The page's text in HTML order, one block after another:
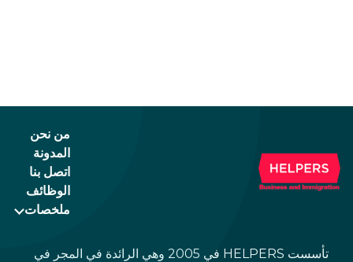
the newer, plastic one, it will expire as of
من نحن
المدونة
اتصل بنا
الوظائف
ملخصات
تأسست HELPERS في 2005 وهي الرائدة في المجر في